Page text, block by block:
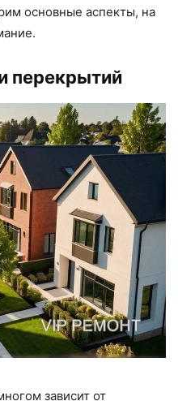
основные аспекты, на
перекрытий
зависит от